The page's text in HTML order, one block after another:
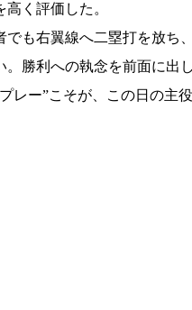
く評価した。
も右翼線へ二塁打を放ち
。勝利への執念を前面に出
レー”こそが、この日の主役